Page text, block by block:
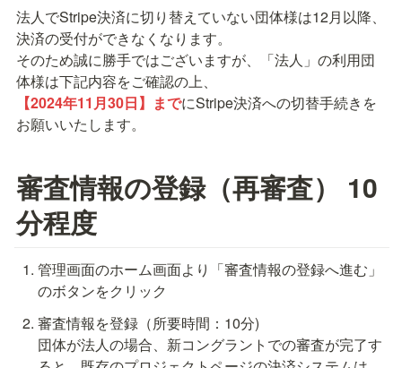
法人でStripe決済に切り替えていない団体様は12月以降、
決済の受付ができなくなります。
そのため誠に勝手ではございますが、「法人」の利用団
【2024年11月30日】までにStripe決済への切替手続きを
お願いいたします。
審査情報の登録（再審査） 10
分程度
管理画面のホーム画面より「審査情報の登録へ進む」
のボタンをクリック
審査情報を登録（所要時間：10分)
団体が法人の場合、新コングラントでの審査が完了す